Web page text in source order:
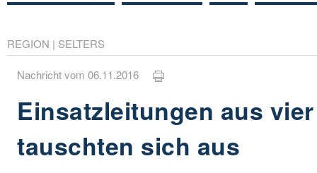
REGION | SELTERS
Nachricht vom 06.11.2016
Einsatzleitungen aus
tauschten sich aus